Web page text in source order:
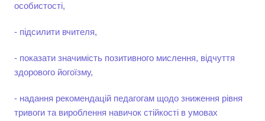
особистості,
- підсилити вчителя,
- показати значимість позитивного мислення, відчуття
здорового йогоїзму,
- надання рекомендацій педагогам щодо зниження рівня
тривоги та вироблення навичок стійкості в умовах